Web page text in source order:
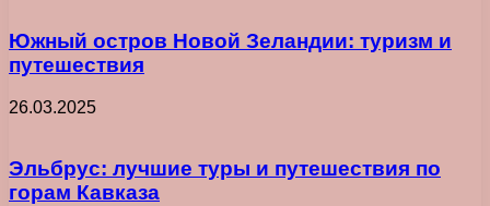
Южный остров Новой Зеландии: туризм и
путешествия
26.03.2025
Эльбрус: лучшие туры и путешествия по
горам Кавказа